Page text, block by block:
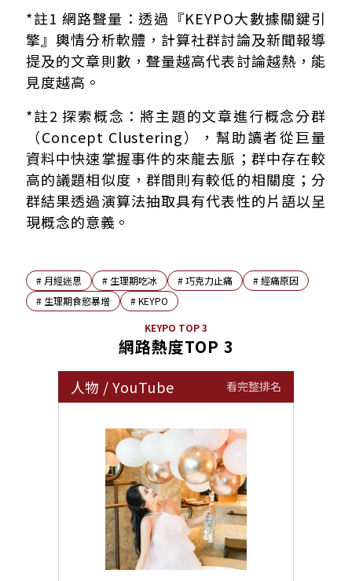
*註1 網路聲量：透過『KEYPO大數據關鍵引
擎』輿情分析軟體，計算社群討論及新聞報導
提及的文章則數，聲量越高代表討論越熱，能
見度越高。
*註2 探索概念：將主題的文章進行概念分群
（Concept Clustering），幫助讀者從巨量
資料中快速掌握事件的來龍去脈；群中存在較
高的議題相似度，群間則有較低的相關度；分
群結果透過演算法抽取具有代表性的片語以呈
現概念的意義。
# 月經迷思 # 生理期吃冰 #巧克力止痛 #經痛原因
# 生理期食慾暴增 #KEYPO
KEYPO TOP 3
網路熱度TOP 3
人物 /YouTube 看完整排名